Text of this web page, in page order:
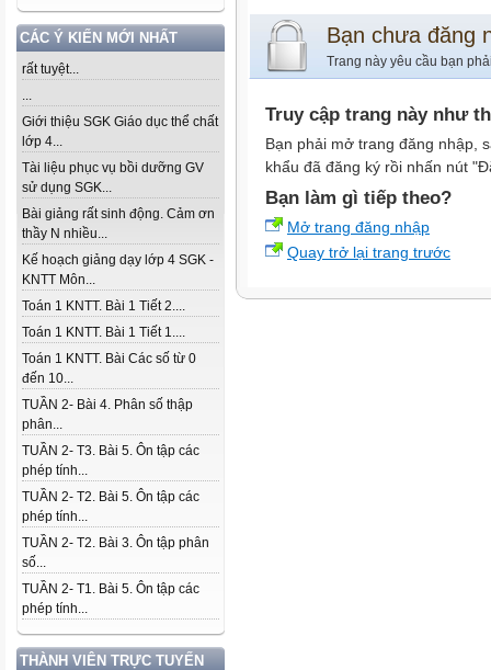
CÁC Ý KIẾN MỚI NHẤT
rất tuyệt...
...
Giới thiệu SGK Giáo dục thể chất
lớp 4...
Tài liệu phục vụ bồi dưỡng GV
sử dụng SGK...
Bài giảng rất sinh động. Cảm ơn
thầy N nhiều...
Kế hoạch giảng dạy lớp 4 SGK -
KNTT Môn...
Toán 1 KNTT. Bài 1 Tiết 2....
Toán 1 KNTT. Bài 1 Tiết 1....
Toán 1 KNTT. Bài Các số từ 0
đến 10...
TUẦN 2- Bài 4. Phân số thập
phân...
TUẦN 2- T3. Bài 5. Ôn tập các
phép tính...
TUẦN 2- T2. Bài 5. Ôn tập các
phép tính...
TUẦN 2- T2. Bài 3. Ôn tập phân
số...
TUẦN 2- T1. Bài 5. Ôn tập các
phép tính...
THÀNH VIÊN TRỰC TUYẾN
Bạn chưa đăng
Trang này yêu cầu bạn
Truy cập trang này như
Bạn phải mở trang đăng nhập,
khẩu đã đăng ký rồi nhấn nút
Bạn làm gì tiếp theo?
Mở trang đăng nhập
Quay trở lại trang trước